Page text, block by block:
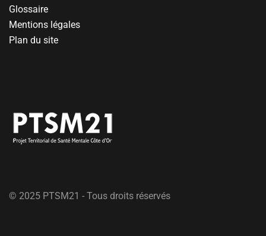
Glossaire
Mentions légales
Plan du site
© 2025 PTSM21 - Tous droits réservés